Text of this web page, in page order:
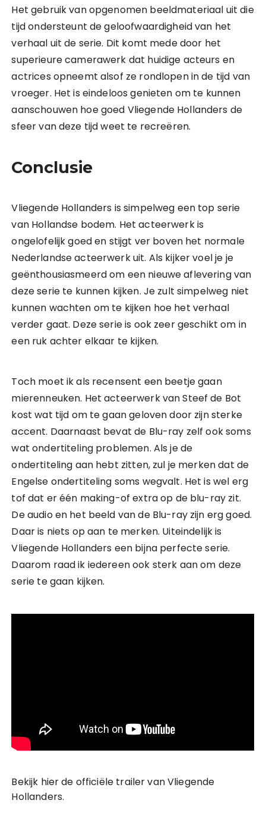
Het gebruik van opgenomen beeldmateriaal uit die
tijd ondersteunt de geloofwaardigheid van het
verhaal uit de serie. Dit komt mede door het
superieure camerawerk dat huidige acteurs en
actrices opneemt alsof ze rondlopen in de tijd van
vroeger. Het is eindeloos genieten om te kunnen
aanschouwen hoe goed Vliegende Hollanders de
sfeer van deze tijd weet te recreëren.
Conclusie
Vliegende Hollanders is simpelweg een top serie
van Hollandse bodem. Het acteerwerk is
ongelofelijk goed en stijgt ver boven het normale
Nederlandse acteerwerk uit. Als kijker voel je je
geënthousiasmeerd om een nieuwe aflevering van
deze serie te kunnen kijken. Je zult simpelweg niet
kunnen wachten om te kijken hoe het verhaal
verder gaat. Deze serie is ook zeer geschikt om in
een ruk achter elkaar te kijken.
Toch moet ik als recensent een beetje gaan
mierenneuken. Het acteerwerk van Steef de Bot
kost wat tijd om te gaan geloven door zijn sterke
accent. Daarnaast bevat de Blu-ray zelf ook soms
wat ondertiteling problemen. Als je de
ondertiteling aan hebt zitten, zul je merken dat de
Engelse ondertiteling soms wegvalt. Het is wel erg
tof dat er één making-of extra op de blu-ray zit.
De audio en het beeld van de Blu-ray zijn erg goed.
Daar is niets op aan te merken. Uiteindelijk is
Vliegende Hollanders een bijna perfecte serie.
Daarom raad ik iedereen ook sterk aan om deze
serie te gaan kijken.
Bekijk hier de officiële trailer van Vliegende
Hollanders.